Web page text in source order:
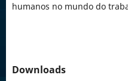
humanos no mundo do
Downloads